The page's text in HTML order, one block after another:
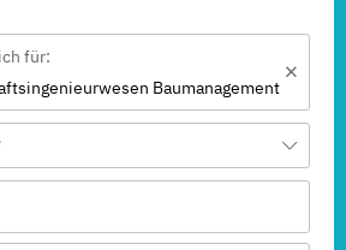
für:
Baumanagement